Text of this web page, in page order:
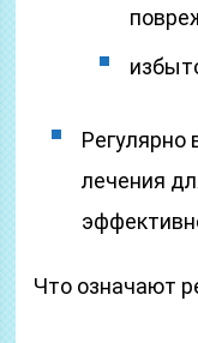
Регулярно
лечения
Что означают